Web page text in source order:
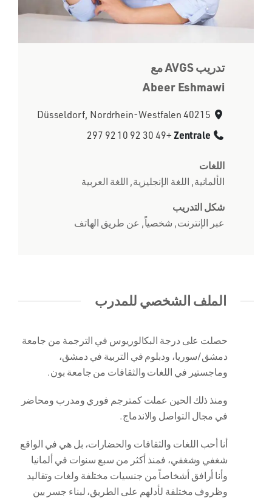
تدريب AVGS مع
Abeer Eshmawi
40215 Düsseldorf, Nordrhein-Westfalen
+49 30 92 10 92 297
اللغات
الألمانية, اللغة الإنجليزية, اللغة العربية
شكل التدريب
عبر الإنترنت, شخصياً, عن طريق الهاتف
الملف الشخصي للمدرب
حصلت على درجة البكالوريوس في الترجمة من جامعة
دمشق/سوريا، ودبلوم في التربية في دمشق،
وماجستير في اللغات والثقافات من جامعة بون.
ومنذ ذلك الحين عملت كمترجم فوري ومدرب ومحاضر
في مجال التواصل والاندماج.
أنا أحب اللغات والثقافات والحضارات، بل هي في الواقع
شغفي وشغفي، فمنذ أكثر من سبع سنوات في ألمانيا
وأنا أرافق أشخاصاً من جنسيات مختلفة ولغات وتقاليد
وظروف مختلفة لأدلهم على الطريق، لبناء جسر بين